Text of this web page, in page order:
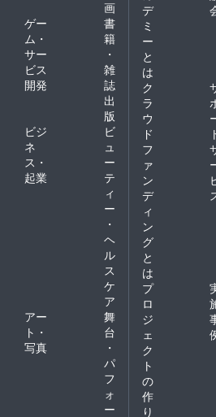
画
ゲー
ム・
サー
ビス
開発
書
籍
・
雑
誌
出
版
ビジ
ネ
ス・
起業
ビ
ュ
ー
テ
ィ
ー
・
ヘ
ル
ス
ケ
ア
アー
ト・
写真
舞
台
・
パ
フ
ォ
ー
デ
ミ
ー
と
は
ク
ラ
ウ
ド
フ
ァ
ン
デ
ィ
ン
グ
と
は
プ
ロ
ジ
ェ
ク
ト
の
作
り